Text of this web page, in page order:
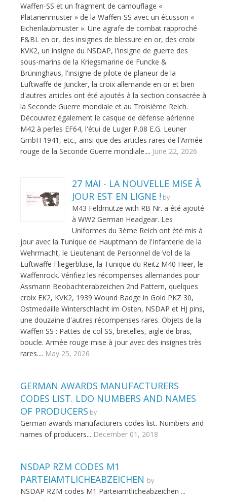
Waffen-SS et un fragment de camouflage «
Platanenmuster » de la Waffen-SS avec un écusson «
Eichenlaubmuster ». Une agrafe de combat rapproché
F&BL en or, des insignes de blessure en or, des croix
KVK2, un insigne du NSDAP, l'insigne de guerre des
sous-marins de la Kriegsmarine de Funcke &
Brüninghaus, l'insigne de pilote de planeur de la
Luftwaffe de Juncker, la croix allemande en or et bien
d'autres articles ont été ajoutés à la section consacrée à
la Seconde Guerre mondiale et au Troisième Reich.
Découvrez également le casque de défense aérienne
M42 à perles EF64, l'étui de Luger P.08 E.G. Leuner
GmbH 1941, etc., ainsi que des articles rares de l'Armée
rouge de la Seconde Guerre mondiale.... June 22, 2026
27 MAI - LA NOUVELLE MISE À
JOUR EST EN LIGNE ! by
M43 Feldmütze with RB Nr. a été ajouté
à WW2 German Headgear. Les
Uniformes du 3ème Reich ont été mis à
jour avec la Tunique de Hauptmann de l'Infanterie de la
Wehrmacht, le Lieutenant de Personnel de Vol de la
Luftwaffe Fliegerbluse, la Tunique du Reitz M40 Heer, le
Waffenrock. Vérifiez les récompenses allemandes pour
Assmann Beobachterabzeichen 2nd Pattern, quelques
croix EK2, KVK2, 1939 Wound Badge in Gold PKZ 30,
Ostmedaille Winterschlacht im Osten, NSDAP et HJ pins,
une douzaine d'autres récompenses rares. Objets de la
Waffen SS : Pattes de col SS, bretelles, aigle de bras,
boucle. Armée rouge mise à jour avec des insignes très
rares.... May 25, 2026
GERMAN AWARDS MANUFACTURERS
CODES LIST. LDO NUMBERS AND NAMES
OF PRODUCERS by
German awards manufacturers codes list. Numbers and
names of producers... December 01, 2018
NSDAP RZM CODES M1
PARTEIAMTLICHEABZEICHEN by
NSDAP RZM codes M1 Parteiamtlicheabzeichen ...